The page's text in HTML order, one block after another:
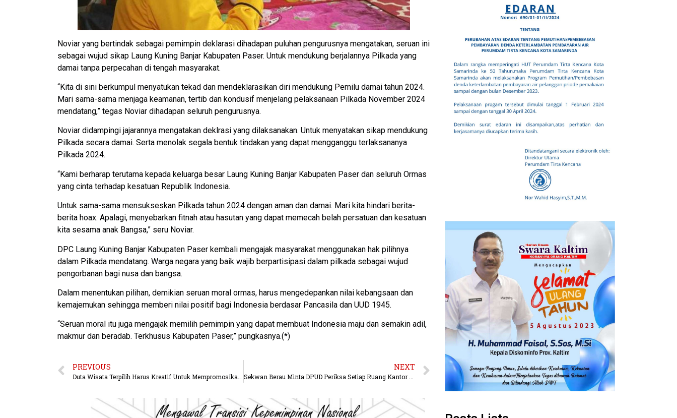
Noviar yang bertindak sebagai pemimpin deklarasi dihadapan puluhan pengurusnya mengatakan, seruan ini
sebagai wujud sikap Laung Kuning Banjar Kabupaten Paser. Untuk mendukung berjalannya Pilkada yang
damai tanpa perpecahan di tengah masyarakat.
“Kita di sini berkumpul menyatukan tekad dan mendeklarasikan diri mendukung Pemilu damai tahun 2024.
Mari sama-sama menjaga keamanan, tertib dan kondusif menjelang pelaksanaan Pilkada November 2024
mendatang,” tegas Noviar dihadapan seluruh pengurusnya.
Noviar didampingi jajarannya mengatakan deklrasi yang dilaksanakan. Untuk menyatakan sikap mendukung
Pilkada secara damai. Serta menolak segala bentuk tindakan yang dapat mengganggu terlaksananya
Pilkada 2024.
“Kami berharap terutama kepada keluarga besar Laung Kuning Banjar Kabupaten Paser dan seluruh Ormas
yang cinta terhadap kesatuan Republik Indonesia.
Untuk sama-sama mensukseskan Pilkada tahun 2024 dengan aman dan damai. Mari kita hindari berita-
berita hoax. Apalagi, menyebarkan fitnah atau hasutan yang dapat memecah belah persatuan dan kesatuan
kita sesama anak Bangsa,” seru Noviar.
DPC Laung Kuning Banjar Kabupaten Paser kembali mengajak masyarakat menggunakan hak pilihnya
dalam Pilkada mendatang. Warga negara yang baik wajib berpartisipasi dalam pilkada sebagai wujud
pengorbanan bagi nusa dan bangsa.
Dalam menentukan pilihan, demikian seruan moral ormas, harus mengedepankan nilai kebangsaan dan
kemajemukan sehingga memberi nilai positif bagi Indonesia berdasar Pancasila dan UUD 1945.
“Seruan moral itu juga mengajak memilih pemimpin yang dapat membuat Indonesia maju dan semakin adil,
makmur dan beradab. Terkhusus Kabupaten Paser,” pungkasnya.(*)
PREVIOUS NEXT